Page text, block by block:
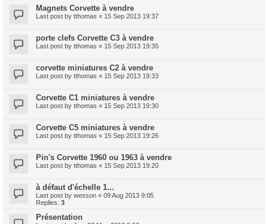
Magnets Corvette à vendre
Last post by tthomas « 15 Sep 2013 19:37
porte clefs Corvette C3 à vendre
Last post by tthomas « 15 Sep 2013 19:35
corvette miniatures C2 à vendre
Last post by tthomas « 15 Sep 2013 19:33
Corvette C1 miniatures à vendre
Last post by tthomas « 15 Sep 2013 19:30
Corvette C5 miniatures à vendre
Last post by tthomas « 15 Sep 2013 19:26
Pin's Corvette 1960 ou 1963 à vendre
Last post by tthomas « 15 Sep 2013 19:20
à défaut d'échelle 1...
Last post by wesson « 09 Aug 2013 9:05
Replies: 3
Présentation